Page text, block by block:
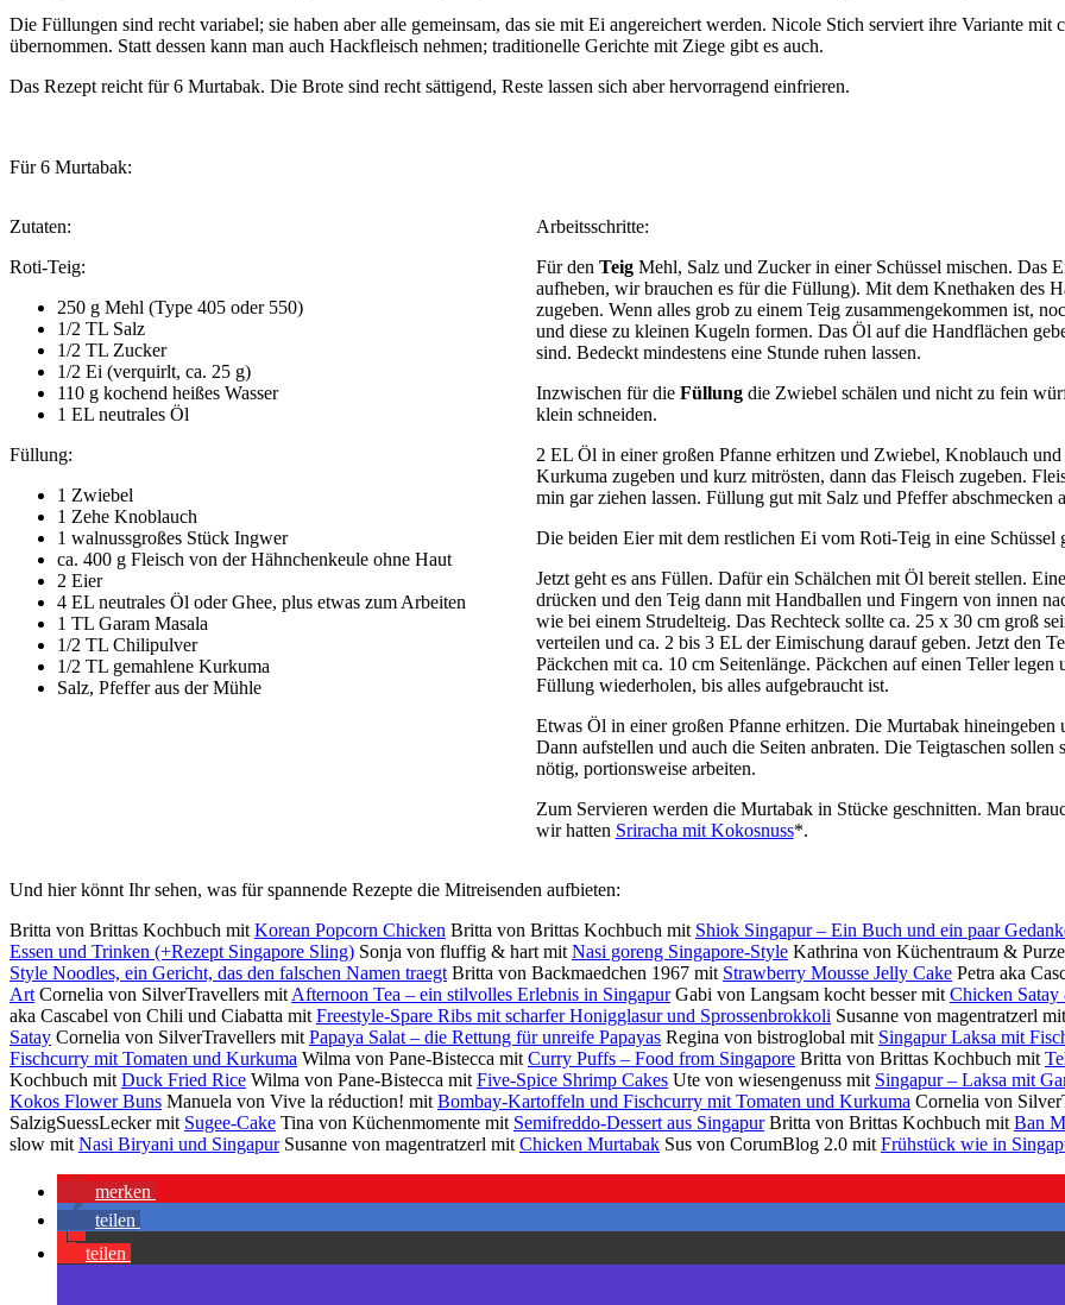
Die Füllungen sind recht variabel; sie haben aber alle gemeinsam, das sie mit Ei angereichert werden. Nicole Stich serviert ihre Variante
übernommen. Statt dessen kann man auch Hackfleisch nehmen; traditionelle Gerichte mit Ziege gibt es auch.
Das Rezept reicht für 6 Murtabak. Die Brote sind recht sättigend, Reste lassen sich aber hervorragend einfrieren.
Für 6 Murtabak:
Zutaten:
Roti-Teig:
250 g Mehl (Type 405 oder 550)
1/2 TL Salz
1/2 TL Zucker
1/2 Ei (verquirlt, ca. 25 g)
110 g kochend heißes Wasser
1 EL neutrales Öl
Füllung:
1 Zwiebel
1 Zehe Knoblauch
1 walnussgroßes Stück Ingwer
ca. 400 g Fleisch von der Hähnchenkeule ohne Haut
2 Eier
4 EL neutrales Öl oder Ghee, plus etwas zum Arbeiten
1 TL Garam Masala
1/2 TL Chilipulver
1/2 TL gemahlene Kurkuma
Salz, Pfeffer aus der Mühle
Arbeitsschritte:
Für den TeigMehl, Salz und Zucker in einer Schüssel mischen. Das
aufheben, wir brauchen es für die Füllung). Mit dem Knethaken des
zugeben. Wenn alles grob zu einem Teig zusammengekommen ist,
und diese zu kleinen Kugeln formen. Das Öl auf die Handflächen
sind. Bedeckt mindestens eine Stunde ruhen lassen.
Inzwischen für die Füllungdie Zwiebel schälen und nicht zu fein
klein schneiden.
2 EL Öl in einer großen Pfanne erhitzen und Zwiebel, Knoblauch
Kurkuma zugeben und kurz mitrösten, dann das Fleisch zugeben.
min gar ziehen lassen. Füllung gut mit Salz und Pfeffer abschmecken
Die beiden Eier mit dem restlichen Ei vom Roti-Teig in eine Schüssel
Jetzt geht es ans Füllen. Dafür ein Schälchen mit Öl bereit stellen.
drücken und den Teig dann mit Handballen und Fingern von innen
wie bei einem Strudelteig. Das Rechteck sollte ca. 25 x 30 cm groß
verteilen und ca. 2 bis 3 EL der Eimischung darauf geben. Jetzt den
Päckchen mit ca. 10 cm Seitenlänge. Päckchen auf einen Teller
Füllung wiederholen, bis alles aufgebraucht ist.
Etwas Öl in einer großen Pfanne erhitzen. Die Murtabak
Dann aufstellen und auch die Seiten anbraten. Die Teigtaschen
nötig, portionsweise arbeiten.
Zum Servieren werden die Murtabak in Stücke geschnitten. Man
wir hatten Sriracha mit Kokosnuss*.
Und hier könnt Ihr sehen, was für spannende Rezepte die Mitreisenden aufbieten:
Britta von Brittas Kochbuch mit Korean Popcorn Chicken Britta von Brittas Kochbuch mit Shiok Singapur – Ein Buch und ein paar
Essen und Trinken (+Rezept Singapore Sling) Sonja von fluffig & hart mit Nasi goreng Singapore-Style Kathrina von Küchentraum &
Style Noodles, ein Gericht, das den falschen Namen traegt Britta von Backmaedchen 1967 mit Strawberry Mousse Jelly Cake Petra aka
Art Cornelia von SilverTravellers mit Afternoon Tea – ein stilvolles Erlebnis in SingapurGabi von Langsam kocht besser mit Chicken
aka Cascabel von Chili und Ciabatta mit Freestyle-Spare Ribs mit scharfer Honigglasur und Sprossenbrokkoli Susanne von magentratzerl mit
Satay Cornelia von SilverTravellers mit Papaya Salat – die Rettung für unreife Papayas Regina von bistroglobal mit Singapur Laksa mit
Fischcurry mit Tomaten und Kurkuma Wilma von Pane-Bistecca mit Curry Puffs – Food from Singapore Britta von Brittas Kochbuch mit
Kochbuch mit Duck Fried Rice Wilma von Pane-Bistecca mit Five-Spice Shrimp Cakes Ute von wiesengenuss mit Singapur – Laksa mit
Kokos Flower Buns Manuela von Vive la réduction! mit Bombay-Kartoffeln und Fischcurry mit Tomaten und Kurkuma Cornelia von
SalzigSuessLecker mit Sugee-Cake Tina von Küchenmomente mit Semifreddo-Dessert aus SingapurBritta von Brittas Kochbuch mit Ban
slow mit Nasi Biryani und SingapurSusanne von magentratzerl mit Chicken Murtabak Sus von CorumBlog 2.0 mit Frühstück wie in
merken
teilen
teilen